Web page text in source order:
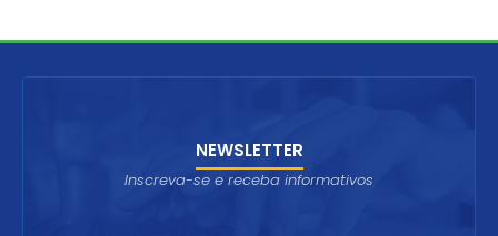
NEWSLETTER
Inscreva-se e receba informativos